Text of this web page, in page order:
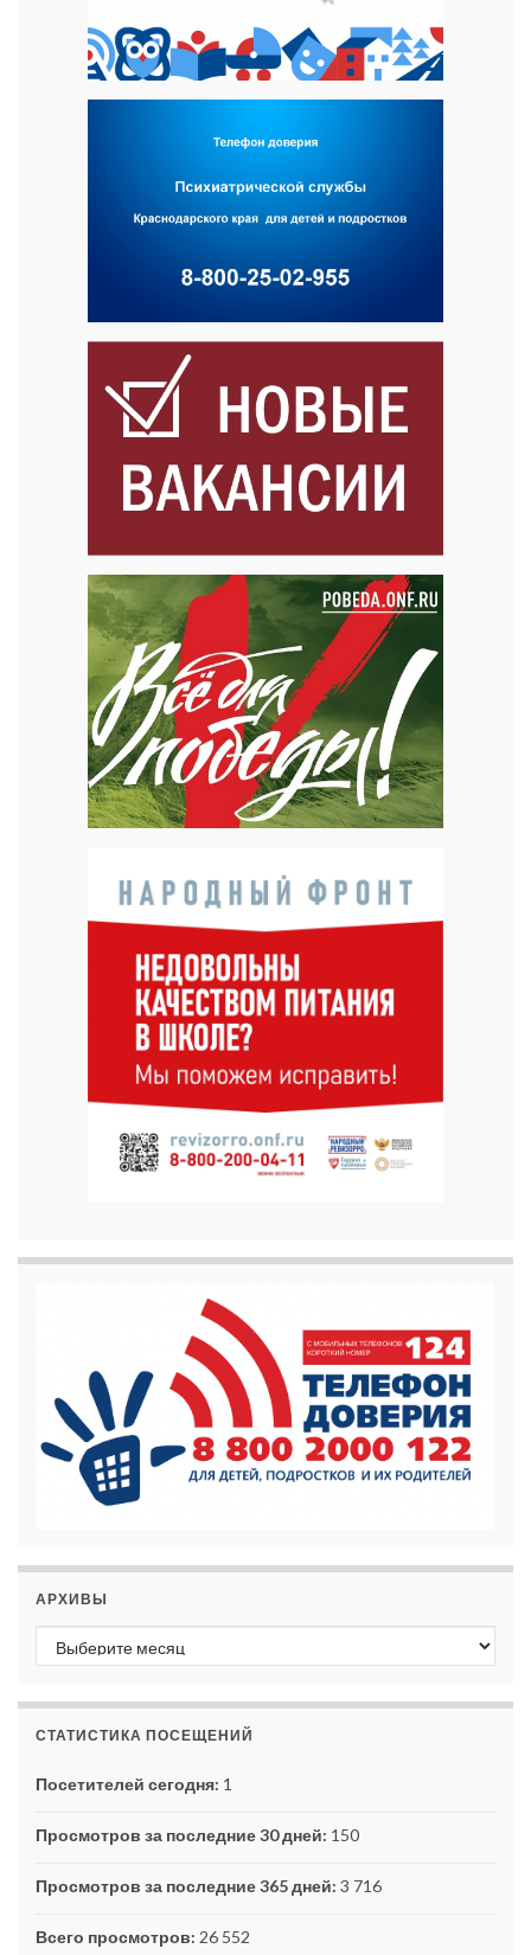
АРХИВЫ
Архивы
СТАТИСТИКА ПОСЕЩЕНИЙ
Посетителей сегодня: 1
Просмотров за последние 30 дней: 150
Просмотров за последние 365 дней: 3 716
Всего просмотров: 26 552